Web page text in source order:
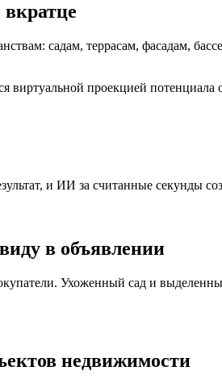
садам, террасам, фасадам,
виртуальной проекцией потенциала
и ИИ за считанные секунды
в объявлении
Ухоженный сад и
недвижимости